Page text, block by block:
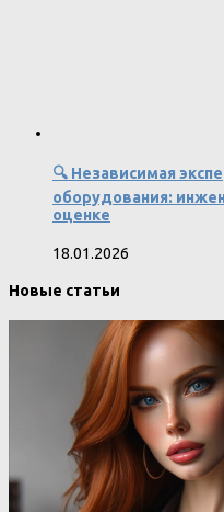
🔍 Независимая
оборудования:
оценке
18.01.2026
Новые статьи